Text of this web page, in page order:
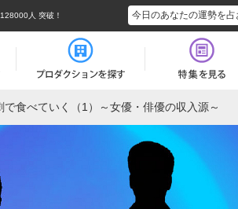
人 突破！ 今日のあなたの運勢を占
で食べていく（1）～女優・俳優の収入源～